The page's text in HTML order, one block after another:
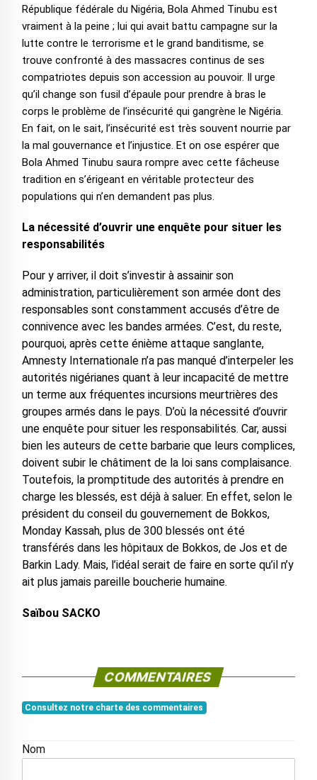
République fédérale du Nigéria, Bola Ahmed Tinubu est
vraiment à la peine ; lui qui avait battu campagne sur la
lutte contre le terrorisme et le grand banditisme, se
trouve confronté à des massacres continus de ses
compatriotes depuis son accession au pouvoir. Il urge
qu’il change son fusil d’épaule pour prendre à bras le
corps le problème de l’insécurité qui gangrène le Nigéria.
En fait, on le sait, l’insécurité est très souvent nourrie par
la mal gouvernance et l’injustice. Et on ose espérer que
Bola Ahmed Tinubu saura rompre avec cette fâcheuse
tradition en s’érigeant en véritable protecteur des
populations qui n’en demandent pas plus.
La nécessité d’ouvrir une enquête pour situer les
responsabilités
Pour y arriver, il doit s’investir à assainir son
administration, particulièrement son armée dont des
responsables sont constamment accusés d’être de
connivence avec les bandes armées. C’est, du reste,
pourquoi, après cette énième attaque sanglante,
Amnesty Internationale n’a pas manqué d’interpeler les
autorités nigérianes quant à leur incapacité de mettre
un terme aux fréquentes incursions meurtrières des
groupes armés dans le pays. D’où la nécessité d’ouvrir
une enquête pour situer les responsabilités. Car, aussi
bien les auteurs de cette barbarie que leurs complices,
doivent subir le châtiment de la loi sans complaisance.
Toutefois, la promptitude des autorités à prendre en
charge les blessés, est déjà à saluer. En effet, selon le
président du conseil du gouvernement de Bokkos,
Monday Kassah, plus de 300 blessés ont été
transférés dans les hôpitaux de Bokkos, de Jos et de
Barkin Lady. Mais, l’idéal serait de faire en sorte qu’il n’y
ait plus jamais pareille boucherie humaine.
Saïbou SACKO
COMMENTAIRES
Consultez notre charte des commentaires
Nom